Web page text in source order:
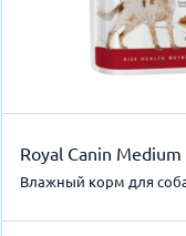
Royal Canin
Влажный корм для